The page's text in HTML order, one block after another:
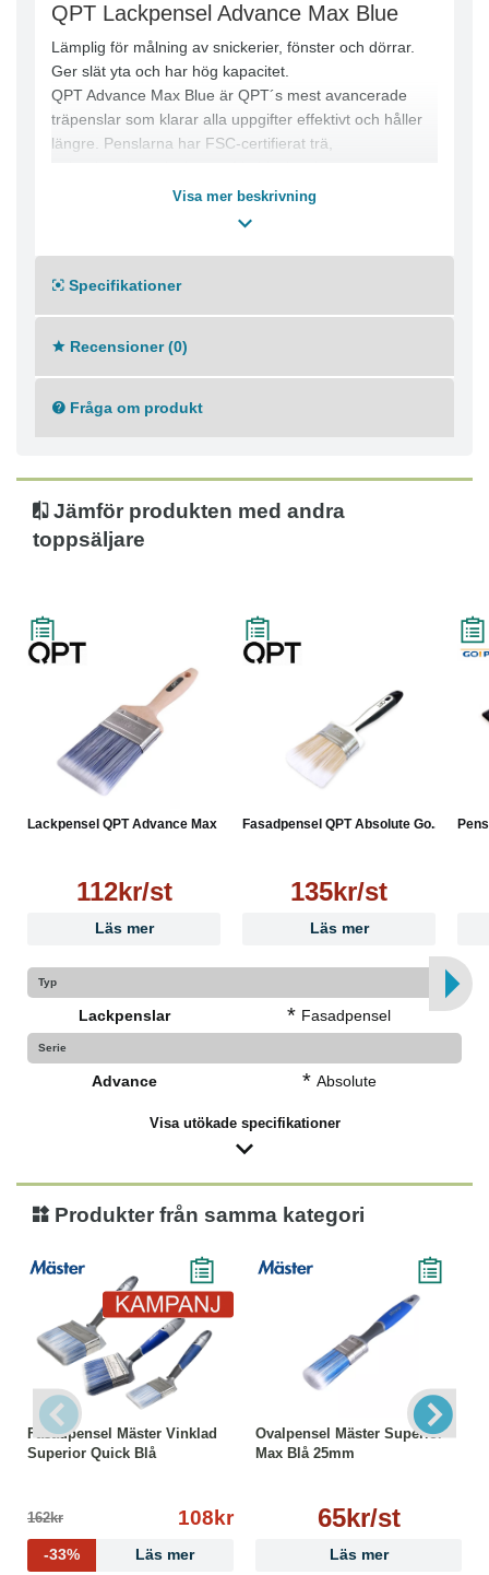
QPT Lackpensel Advance Max Blue
Lämplig för målning av snickerier, fönster och dörrar.
Ger slät yta och har hög kapacitet.
QPT Advance Max Blue är QPT´s mest avancerade
träpenslar som klarar alla uppgifter effektivt och håller
längre. Penslarna har FSC-certifierat trä,
specialbehandlad borst i optimerad recept/funktion.
Penslarna har hög slitagestyrka med avvägd spänst, X-
Proffspenslar i toppkvalitet, det ultimate valet för de
Visa mer beskrivning
Specifikationer
Recensioner (0)
Fråga om produkt
Jämför produkten med andra
toppsäljare
Lackpensel QPT Advance Max ...
112kr/st
Läs mer
Fasadpensel QPT Absolute Go...
135kr/st
Läs mer
Typ
Lackpenslar * Fasadpensel
Serie
Advance * Absolute
Visa utökade specifikationer
Produkter från samma kategori
Fasadpensel Mäster Vinklad
Superior Quick Blå
162kr 108kr
-33% Läs mer
Ovalpensel Mäster Superior
Max Blå 25mm
65kr/st
Läs mer